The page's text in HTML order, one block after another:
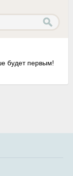
будет первым!